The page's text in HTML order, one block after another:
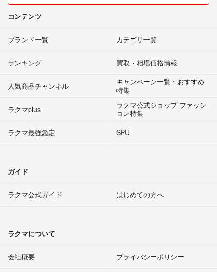
コンテンツ
ブランド一覧 カテゴリ一覧
ランキング 買取・相場価格情報
人気商品チャンネル
キャンペーン一覧・おすすめ
特集
ラクマplus
ラクマ公式ショップ ファッシ
ョン特集
ラクマ最強鑑定
SPU
ガイド
ラクマ公式ガイド はじめての方へ
ラクマについて
会社概要 プライバシーポリシー